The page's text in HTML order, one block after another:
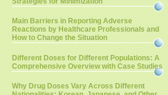
Main Barriers in Reporting Adverse
Reactions by Healthcare Professionals and
How to Change the Situation
Different Doses for Different Populations: A
Comprehensive Overview with Case Studies
Why Drug Doses Vary Across Different